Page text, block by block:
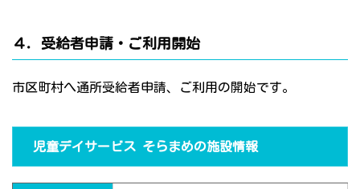
４．受給者申請・ご利用開始
市区町村へ通所受給者申請、ご利用の開始です。
児童デイサービス そらまめの施設情報